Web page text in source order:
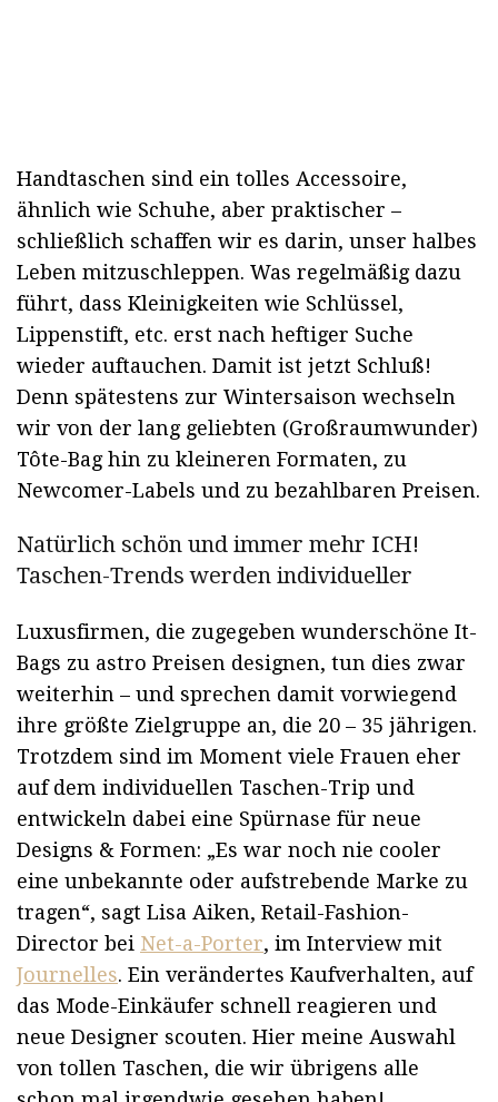
Handtaschen sind ein tolles Accessoire,
ähnlich wie Schuhe, aber praktischer –
schließlich schaffen wir es darin, unser halbes
Leben mitzuschleppen. Was regelmäßig dazu
führt, dass Kleinigkeiten wie Schlüssel,
Lippenstift, etc. erst nach heftiger Suche
wieder auftauchen. Damit ist jetzt Schluß!
Denn spätestens zur Wintersaison wechseln
wir von der lang geliebten (Großraumwunder)
Tôte-Bag hin zu kleineren Formaten, zu
Newcomer-Labels und zu bezahlbaren Preisen.
Natürlich schön und immer mehr ICH!
Taschen-Trends werden individueller
Luxusfirmen, die zugegeben wunderschöne It-
Bags zu astro Preisen designen, tun dies zwar
weiterhin – und sprechen damit vorwiegend
ihre größte Zielgruppe an, die 20 – 35 jährigen.
Trotzdem sind im Moment viele Frauen eher
auf dem individuellen Taschen-Trip und
entwickeln dabei eine Spürnase für neue
Designs & Formen: „Es war noch nie cooler
eine unbekannte oder aufstrebende Marke zu
tragen“, sagt Lisa Aiken, Retail-Fashion-
Director bei Net-a-Porter, im Interview mit
Journelles. Ein verändertes Kaufverhalten, auf
das Mode-Einkäufer schnell reagieren und
neue Designer scouten. Hier meine Auswahl
von tollen Taschen, die wir übrigens alle